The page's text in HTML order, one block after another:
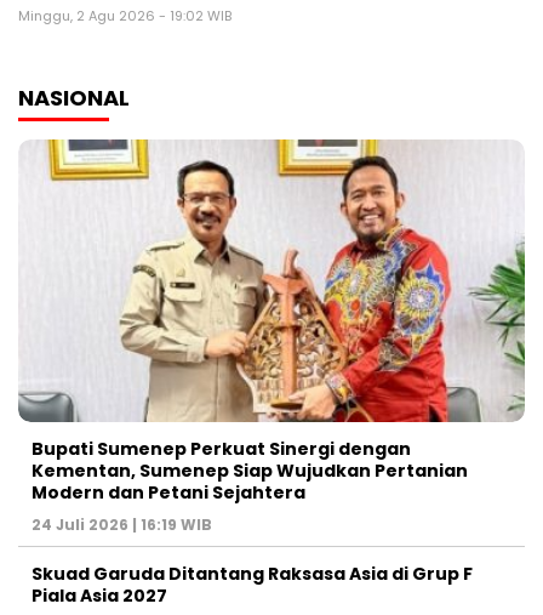
Minggu, 2 Agu 2026 - 19:02 WIB
NASIONAL
Bupati Sumenep Perkuat Sinergi dengan
Kementan, Sumenep Siap Wujudkan Pertanian
Modern dan Petani Sejahtera
24 Juli 2026 | 16:19 WIB
Skuad Garuda Ditantang Raksasa Asia di Grup F
Piala Asia 2027